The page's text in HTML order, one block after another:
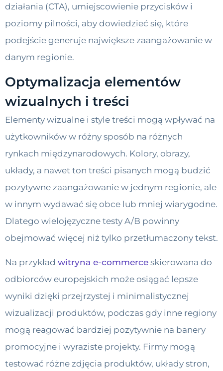
działania (CTA), umiejscowienie przycisków i
poziomy pilności, aby dowiedzieć się, które
podejście generuje największe zaangażowanie w
danym regionie.
Optymalizacja elementów
wizualnych i treści
Elementy wizualne i style treści mogą wpływać na
użytkowników w różny sposób na różnych
rynkach międzynarodowych. Kolory, obrazy,
układy, a nawet ton treści pisanych mogą budzić
pozytywne zaangażowanie w jednym regionie, ale
w innym wydawać się obce lub mniej wiarygodne.
Dlatego wielojęzyczne testy A/B powinny
obejmować więcej niż tylko przetłumaczony tekst.
Na przykład witryna e-commerce skierowana do
odbiorców europejskich może osiągać lepsze
wyniki dzięki przejrzystej i minimalistycznej
wizualizacji produktów, podczas gdy inne regiony
mogą reagować bardziej pozytywnie na banery
promocyjne i wyraziste projekty. Firmy mogą
testować różne zdjęcia produktów, układy stron,